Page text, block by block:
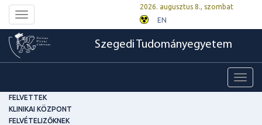
Toggle
navigation
2026. augusztus 8., szombat
EN
Szegedi Tudományegyetem
FELVETTEK
KLINIKAI KÖZPONT
FELVÉTELIZŐKNEK